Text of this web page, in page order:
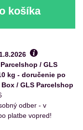
košíka
/ GLS
kg - doručenie po
/ GLS Parcelshop
odber - v
platbe vopred!